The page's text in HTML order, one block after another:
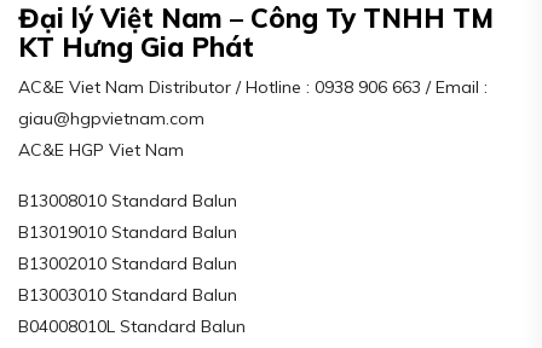
Đại lý Việt Nam – Công Ty TNHH TM
KT Hưng Gia Phát
AC&E Viet Nam Distributor / Hotline : 0938 906 663 / Email :
giau@hgpvietnam.com
AC&E HGP Viet Nam
B13008010 Standard Balun
B13019010 Standard Balun
B13002010 Standard Balun
B13003010 Standard Balun
B04008010L Standard Balun